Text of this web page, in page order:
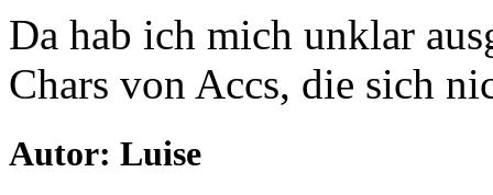
Da hab ich mich unklar
Chars von Accs, die sich
Autor: Luise